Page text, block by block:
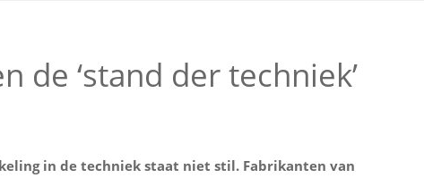
de ‘stand der techniek’
in de techniek staat niet stil. Fabrikanten van